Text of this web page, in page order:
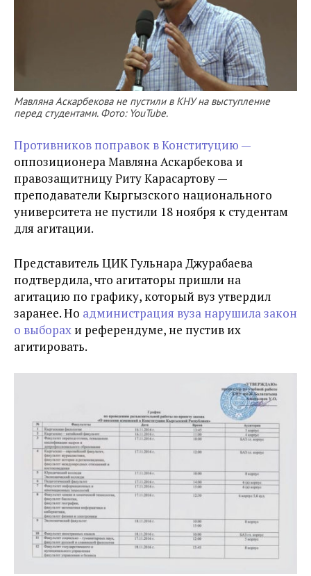
Мавляна Аскарбекова не пустили в КНУ на выступление
перед студентами. Фото: YouTube.
Противников поправок в Конституцию —
оппозиционера Мавляна Аскарбекова и
правозащитницу Риту Карасартову —
преподаватели Кыргызского национального
университета не пустили 18 ноября к студентам
для агитации.
Представитель ЦИК Гульнара Джурабаева
подтвердила, что агитаторы пришли на
агитацию по графику, который вуз утвердил
заранее. Но администрация вуза нарушила закон
о выборах и референдуме, не пустив их
агитировать.